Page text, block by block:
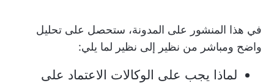
في هذا المنشور على المدونة، ستحصل على تحليل
واضح ومباشر من نظير إلى نظير لما يلي:
لماذا يجب على الوكالات الاعتماد على